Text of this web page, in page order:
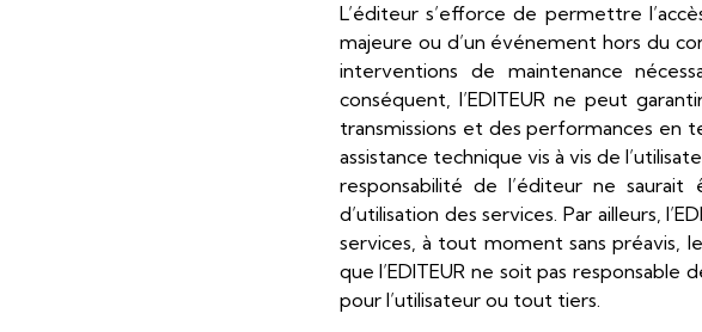
L’éditeur s’efforce de permettre
majeure ou d’un événement hors du
interventions de maintenance
conséquent, l’EDITEUR ne peut
transmissions et des performances en
assistance technique vis à vis de
responsabilité de l’éditeur ne
d’utilisation des services. Par ailleurs,
services, à tout moment sans préavis,
que l’EDITEUR ne soit pas
pour l’utilisateur ou tout tiers.